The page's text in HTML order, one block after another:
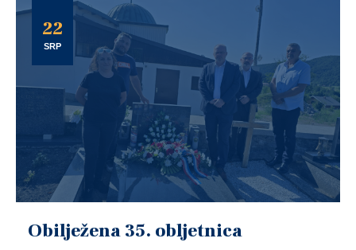
22
SRP
Obilježena 35. obljetnica